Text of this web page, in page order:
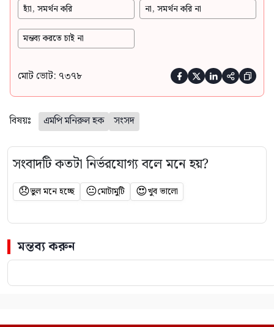
হ্যাঁ, সমর্থন করি না, সমর্থন করি না
মন্তব্য করতে চাই না
মোট ভোট: ৭৩৭৮     
বিষয়ঃ এমপি মনিরুল হক সংসদ
সংবাদটি কতটা নির্ভরযোগ্য বলে মনে হয়?
😞ভুল মনে হচ্ছে 😐মোটামুটি 😍খুব ভালো
মন্তব্য করুন